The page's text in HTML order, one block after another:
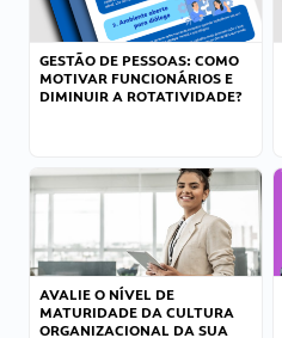
GESTÃO DE PESSOAS: COMO
MOTIVAR FUNCIONÁRIOS E
DIMINUIR A ROTATIVIDADE?
AVALIE O NÍVEL DE
MATURIDADE DA CULTURA
ORGANIZACIONAL DA SUA